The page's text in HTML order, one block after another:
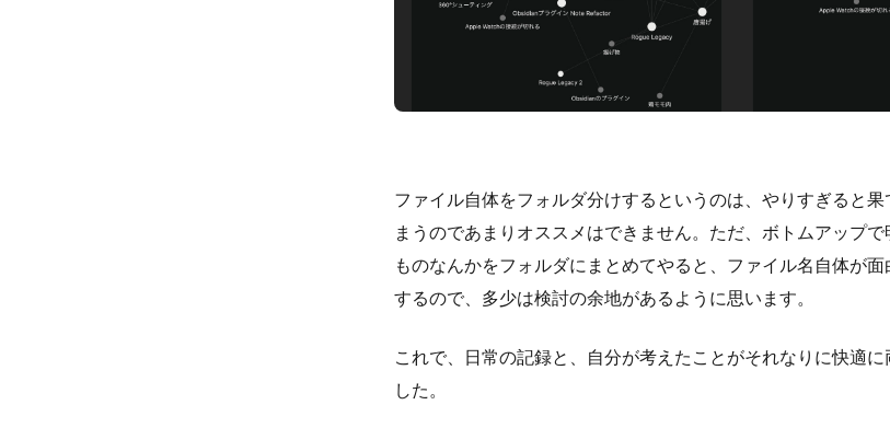
ファイル自体をフォルダ分けするというのは、やりすぎると
まうのであまりオススメはできません。ただ、ボトムアップ
ものなんかをフォルダにまとめてやると、ファイル名自体が面
するので、多少は検討の余地があるように思います。
これで、日常の記録と、自分が考えたことがそれなりに快適に
した。